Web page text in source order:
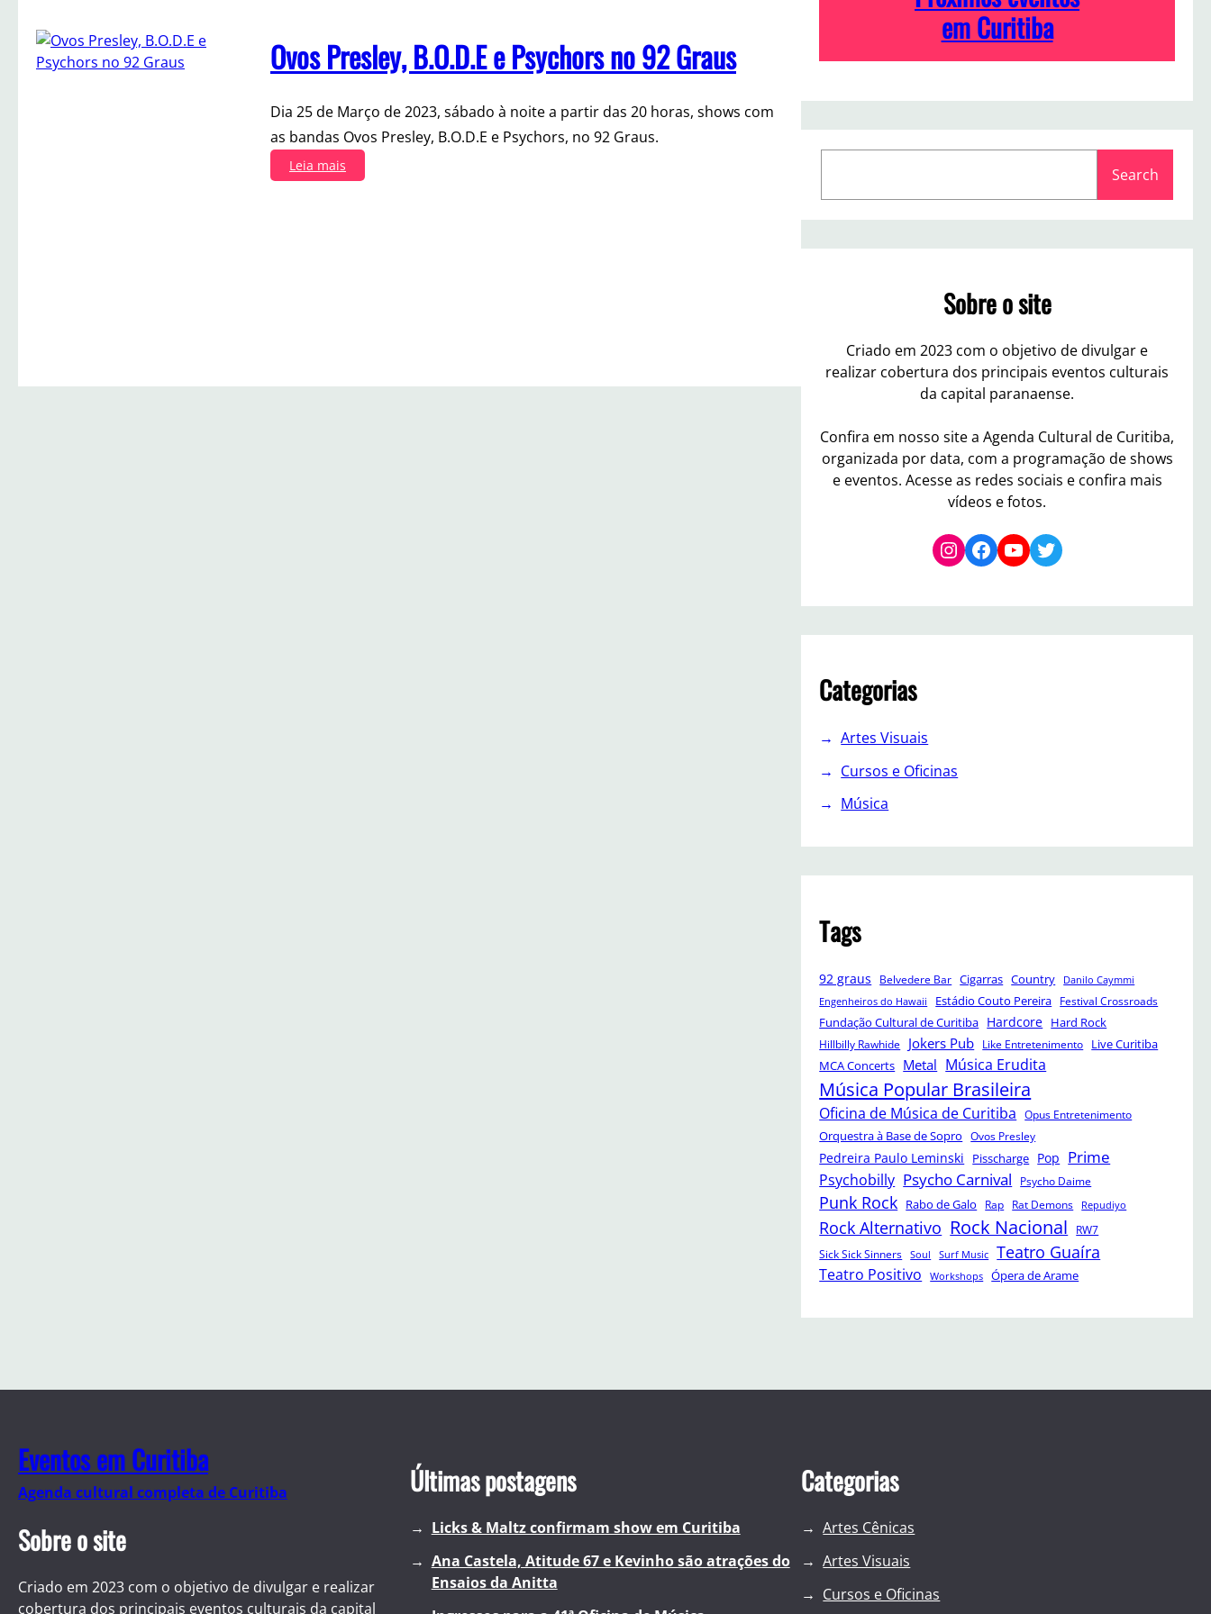
Ovos Presley, B.O.D.E e Psychors no 92 Graus
Dia 25 de Março de 2023, sábado à noite a partir das 20 horas, shows com
as bandas Ovos Presley, B.O.D.E e Psychors, no 92 Graus.
Leia mais
O
,
em Curitiba
a
r
c
Search
Sobre o site
Criado em 2023 com o objetivo de divulgar e
realizar cobertura dos principais eventos culturais
da capital paranaense.
Confira em nosso site a Agenda Cultural de Curitiba,
organizada por data, com a programação de shows
e eventos. Acesse as redes sociais e confira mais
vídeos e fotos.
Instagram Facebook YouTube Twitter
Categorias
Artes Visuais
Cursos e Oficinas
Música
Tags
92 graus Belvedere Bar Cigarras Country
Danilo Caymmi
Engenheiros do Hawaii
Estádio Couto Pereira Festival Crossroads
Fundação Cultural de Curitiba Hardcore Hard Rock
Hillbilly Rawhide Jokers Pub Like Entretenimento
Live Curitiba
MCA Concerts Metal Música Erudita
Música Popular Brasileira
Oficina de Música de Curitiba Opus Entretenimento
Orquestra à Base de Sopro Ovos Presley
Pedreira Paulo Leminski Pisscharge Pop Prime
Psychobilly Psycho Carnival Psycho Daime
Punk Rock Rabo de Galo Rap Rat Demons Repudiyo
Rock Alternativo Rock Nacional
RW7
Sick Sick Sinners
Soul Surf Music Teatro Guaíra
Teatro Positivo Workshops Ópera de Arame
Eventos em Curitiba
Agenda cultural completa de Curitiba
Sobre o site
Criado em 2023 com o objetivo de divulgar e realizar
cobertura dos principais eventos culturais da capital
Últimas postagens
Licks & Maltz confirmam show em Curitiba
Ana Castela, Atitude 67 e Kevinho são atrações do
Ensaios da Anitta
Categorias
Artes Cênicas
Artes Visuais
Cursos e Oficinas